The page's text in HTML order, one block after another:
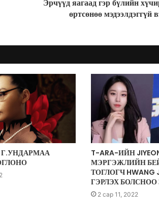
Эрчүүд яагаад гэр бүлийн
өртсөнөө мэдээлдэггүй
T-ARA-ИЙН
МЭРГЭЖЛИЙН
ТОГЛОГЧ HWANG
ГЭРЛЭХ БОЛСНОО
2 сар 11, 2022